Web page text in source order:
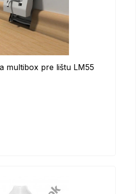
multibox pre lištu LM55